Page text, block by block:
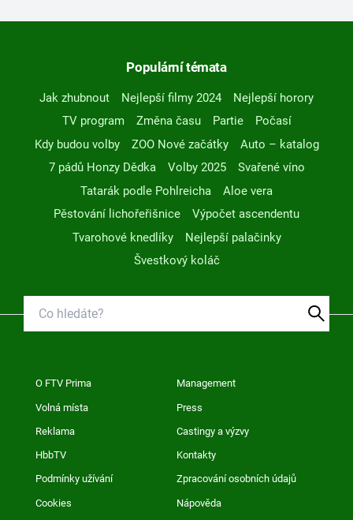
Populární témata
Jak zhubnout Nejlepší filmy 2024
Nejlepší horory
TV program
Změna času Partie
Počasí
Kdy budou volby
ZOO Nové začátky
Auto – katalog
7 pádů Honzy Dědka
Volby 2025
Svařené víno
Tatarák podle Pohlreicha
Aloe vera
Pěstování lichořeřišnice
Výpočet ascendentu
Tvarohové knedlíky
Nejlepší palačinky
Švestkový koláč
O FTV Prima Management
Volná místa Press
Reklama Castingy a výzvy
HbbTV Kontakty
Podmínky užívání Zpracování osobních údajů
Cookies Nápověda